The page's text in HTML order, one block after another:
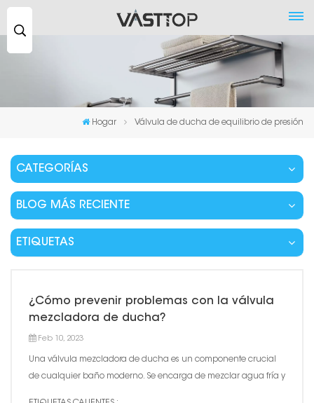
Hogar Válvula de ducha de equilibrio de presión
CATEGORÍAS
BLOG MÁS RECIENTE
ETIQUETAS
¿Cómo prevenir problemas con la válvula
mezcladora de ducha?
Feb 10, 2023
Una válvula mezcladora de ducha es un componente crucial
de cualquier baño moderno. Se encarga de mezclar agua fría y